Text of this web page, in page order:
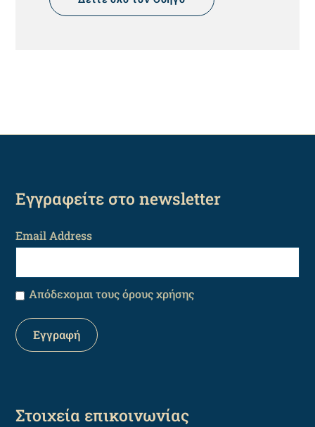
Εγγραφείτε στο newsletter
Email Address
Απόδεχομαι τους όρους χρήσης
Στοιχεία επικοινωνίας